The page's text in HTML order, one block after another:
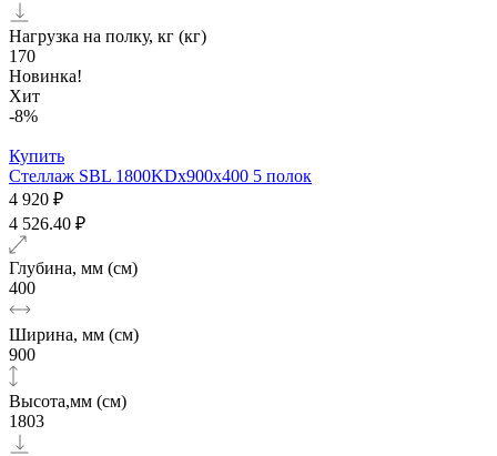
Нагрузка на полку, кг (кг)
170
Новинка!
Хит
-8%
Купить
Стеллаж SBL 1800KDх900x400 5 полок
4 920 ₽
4 526.40 ₽
Глубина, мм (см)
400
Ширина, мм (см)
900
Высота,мм (см)
1803